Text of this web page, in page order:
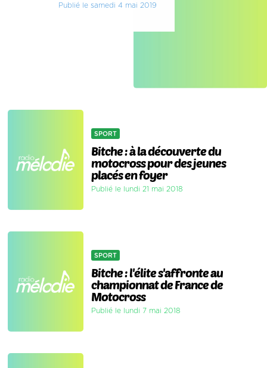
Publié le samedi 4 mai 2019
SPORT
Bitche : à la découverte du
motocross pour des jeunes
placés en foyer
Publié le lundi 21 mai 2018
SPORT
Bitche : l'élite s'affronte au
championnat de France de
Motocross
Publié le lundi 7 mai 2018